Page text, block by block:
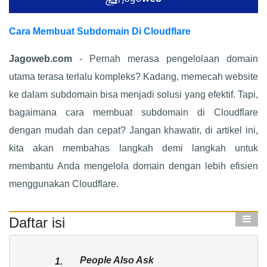
Cara Membuat Subdomain Di Cloudflare
Jagoweb.com - Pernah merasa pengelolaan domain
utama terasa terlalu kompleks? Kadang, memecah website
ke dalam subdomain bisa menjadi solusi yang efektif. Tapi,
bagaimana cara membuat subdomain di Cloudflare
dengan mudah dan cepat? Jangan khawatir, di artikel ini,
kita akan membahas langkah demi langkah untuk
membantu Anda mengelola domain dengan lebih efisien
menggunakan Cloudflare.
Daftar isi
1. People Also Ask